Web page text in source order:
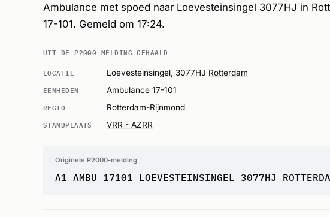
Ambulance met spoed naar Loevesteinsingel 3077HJ in
17-101. Gemeld om 17:24.
UIT DE P2000-MELDING GEHAALD
LOCATIE
Loevesteinsingel, 3077HJ Rotterdam
EENHEDEN Ambulance 17-101
REGIO Rotterdam-Rijnmond
STANDPLAATS VRR - AZRR
Originele P2000-melding
A1 AMBU 17101 LOEVESTEINSINGEL 3077HJ